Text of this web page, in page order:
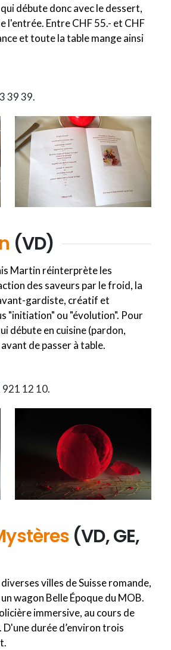
débute donc avec le dessert,
l'entrée. Entre CHF 55.- et CHF
et toute la table mange ainsi
39 39.
(VD)
Martin réinterprète les
des saveurs par le froid, la
gardiste, créatif et
"initiation" ou "évolution". Pour
débute en cuisine (pardon,
de passer à table.
921 12 10.
(VD, GE,
villes de Suisse romande,
wagon Belle Époque du MOB.
immersive, au cours de
durée d’environ trois